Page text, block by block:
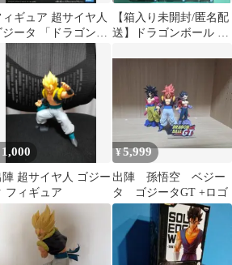
ィギュア 超サイヤ人
ジータ 「ドラゴンボ
ル超」 SOLID EDGE
THE出
-7【10日以内発送】
【箱入り未開封/匿名配
送】ドラゴンボール フ
1,000
陣 超サイヤ人 ゴジー
フィギュア
¥5,999
出陣 孫悟空 ベジー
タ ゴジータGT +ロゴ